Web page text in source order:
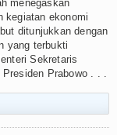
menegaskan
kegiatan ekonomi
ditunjukkan dengan
yang terbukti
Sekretaris
Prabowo . . .